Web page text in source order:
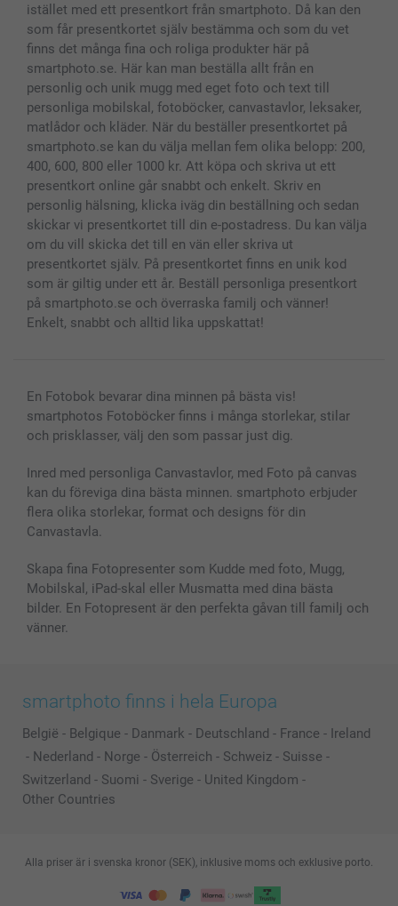
Alla fotoprodukter
istället med ett presentkort från smartphoto. Då kan den
som får presentkortet själv bestämma och som du vet
finns det många fina och roliga produkter här på
smartphoto.se. Här kan man beställa allt från en
personlig och unik mugg med eget foto och text till
personliga mobilskal, fotoböcker, canvastavlor, leksaker,
matlådor och kläder. När du beställer presentkortet på
smartphoto.se kan du välja mellan fem olika belopp: 200,
400, 600, 800 eller 1000 kr. Att köpa och skriva ut ett
presentkort online går snabbt och enkelt. Skriv en
personlig hälsning, klicka iväg din beställning och sedan
skickar vi presentkortet till din e-postadress. Du kan välja
om du vill skicka det till en vän eller skriva ut
presentkortet själv. På presentkortet finns en unik kod
som är giltig under ett år. Beställ personliga presentkort
på smartphoto.se och överraska familj och vänner!
Enkelt, snabbt och alltid lika uppskattat!
En Fotobok bevarar dina minnen på bästa vis!
smartphotos Fotoböcker finns i många storlekar, stilar
och prisklasser, välj den som passar just dig.
Inred med personliga Canvastavlor, med Foto på canvas
kan du föreviga dina bästa minnen. smartphoto erbjuder
flera olika storlekar, format och designs för din
Canvastavla.
Skapa fina Fotopresenter som Kudde med foto, Mugg,
Mobilskal, iPad-skal eller Musmatta med dina bästa
bilder. En Fotopresent är den perfekta gåvan till familj och
vänner.
smartphoto finns i hela Europa
België - Belgique - Danmark - Deutschland - France - Ireland
- Nederland - Norge - Österreich - Schweiz - Suisse -
Switzerland - Suomi - Sverige - United Kingdom -
Other Countries
Alla priser är i svenska kronor (SEK), inklusive moms och exklusive porto.